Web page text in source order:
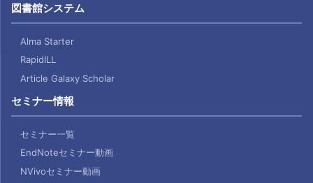
図書館システム
Alma Starter
RapidILL
Article Galaxy Scholar
セミナー情報
セミナー一覧
EndNoteセミナー動画
NVivoセミナー動画